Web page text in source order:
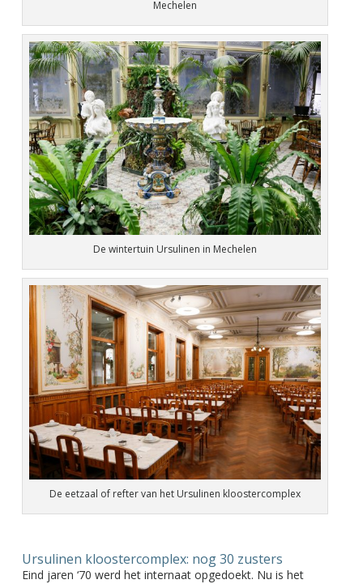
Mechelen
De wintertuin Ursulinen in Mechelen
De eetzaal of refter van het Ursulinen kloostercomplex
Ursulinen kloostercomplex: nog 30 zusters
Eind jaren ‘70 werd het internaat opgedoekt. Nu is het